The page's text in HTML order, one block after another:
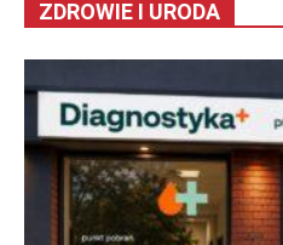
ZDROWIE I URODA